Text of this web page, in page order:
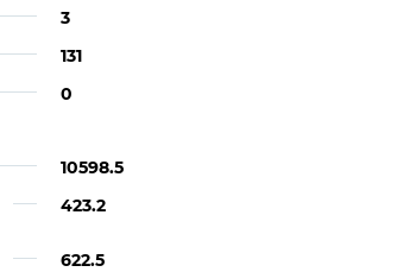
3
131
0
10598.5
423.2
622.5